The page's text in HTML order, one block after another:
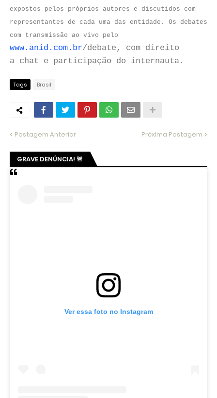
expostos pelos próprios autores e discutidos com
representantes de cada uma das entidade. Os debates
com transmissão ao vivo pelo
www.anid.com.br/debate, com direito
a chat e participação do internauta.
Tags Brasil
Postagem Anterior Próxima Postagem
GRAVE DENÚNCIA! 🚨
Ver essa foto no Instagram